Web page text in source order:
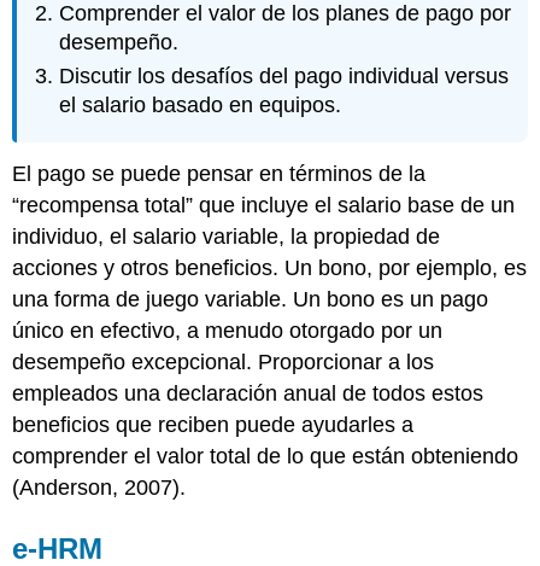
sistemas
de
de
alto
del
Desempeño
Organizacional
Planeación
Sucesión
Niveles
de
Planeación
Sucesión
LLAVE
PARA
LLEVAR
EJERCICIOS
Comprender el valor de los planes de pago por
desempeño.
Discutir los desafíos del pago individual versus
el salario basado en equipos.
El pago se puede pensar en términos de la
“recompensa total” que incluye el salario base de un
individuo, el salario variable, la propiedad de
acciones y otros beneficios. Un bono, por ejemplo, es
una forma de juego variable. Un bono es un pago
único en efectivo, a menudo otorgado por un
desempeño excepcional. Proporcionar a los
empleados una declaración anual de todos estos
beneficios que reciben puede ayudarles a
comprender el valor total de lo que están obteniendo
(Anderson, 2007).
e-HRM